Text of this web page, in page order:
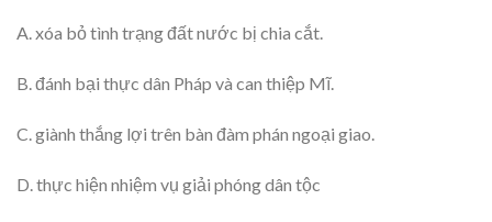
A. xóa bỏ tình trạng đất nước bị chia cắt.
B. đánh bại thực dân Pháp và can thiệp Mĩ.
C. giành thắng lợi trên bàn đàm phán ngoại giao.
D. thực hiện nhiệm vụ giải phóng dân tộc